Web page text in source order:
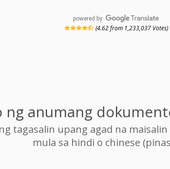
powered by
(4.62 from 1,233,037 Votes)
ng anumang
tagasalin upang agad na
mula sa hindi o chinese